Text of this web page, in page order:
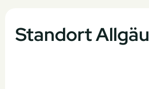
Standort Allgäu